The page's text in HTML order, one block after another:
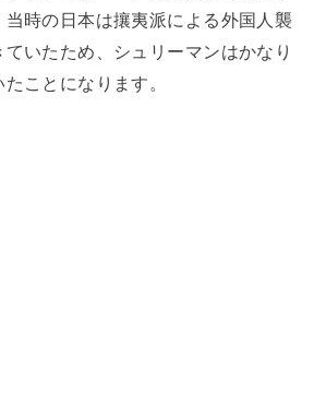
時の日本は攘夷派による外国人襲
いたため、シュリーマンはかなり
ことになります。